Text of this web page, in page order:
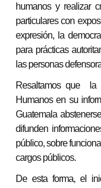
humanos y realizar
particulares con
expresión, la
para prácticas
las personas
Resaltamos que la
Humanos en su
Guatemala
difunden
público, sobre
cargos públicos.
De esta forma, el